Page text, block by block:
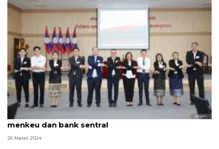
RI bantu pelatihan di Laos untuk pertemuan
menkeu dan bank sentral
26 Maret 2024